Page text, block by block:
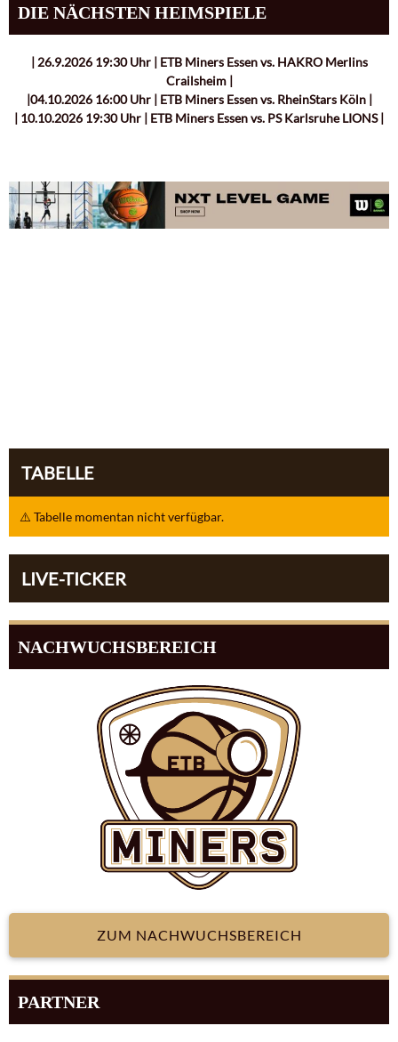
DIE NÄCHSTEN HEIMSPIELE
| 26.9.2026 19:30 Uhr | ETB Miners Essen vs. HAKRO Merlins
Crailsheim |
|04.10.2026 16:00 Uhr | ETB Miners Essen vs. RheinStars Köln |
| 10.10.2026 19:30 Uhr | ETB Miners Essen vs. PS Karlsruhe LIONS |
TABELLE
⚠️ Tabelle momentan nicht verfügbar.
LIVE-TICKER
NACHWUCHSBEREICH
ZUM NACHWUCHSBEREICH
PARTNER